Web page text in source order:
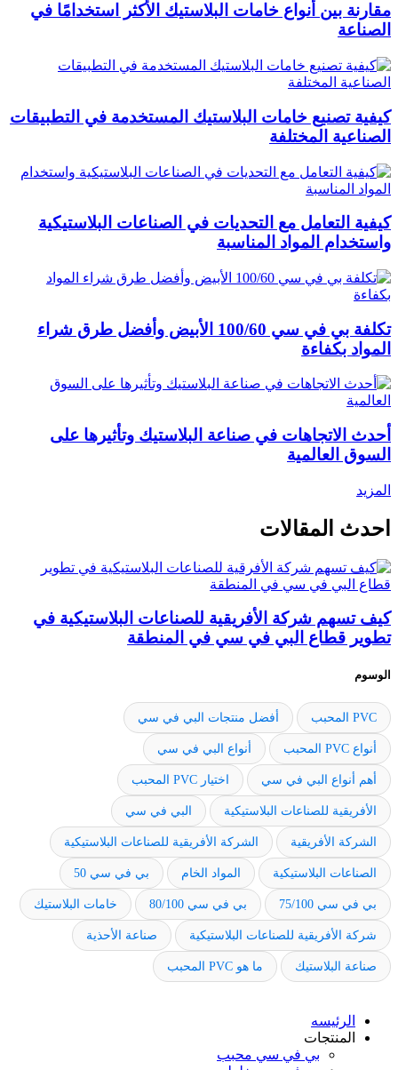
مقارنة بين أنواع خامات البلاستيك الأكثر استخدامًا في
الصناعة
كيفية تصنيع خامات البلاستيك المستخدمة في التطبيقات
الصناعية المختلفة
كيفية التعامل مع التحديات في الصناعات البلاستيكية
واستخدام المواد المناسبة
تكلفة بي في سي 100/60 الأبيض وأفضل طرق شراء
المواد بكفاءة
أحدث الاتجاهات في صناعة البلاستيك وتأثيرها على
السوق العالمية
المزيد
احدث المقالات
كيف تسهم شركة الأفريقية للصناعات البلاستيكية في
تطوير قطاع البي في سي في المنطقة
الوسوم
PVC المحبب أفضل منتجات البي في سي
أنواع PVC المحبب أنواع البي في سي
أهم أنواع البي في سي اختيار PVC المحبب
الأفريقية للصناعات البلاستيكية البي في سي
الشركة الأفريقية الشركة الأفريقية للصناعات البلاستيكية
الصناعات البلاستيكية المواد الخام بي في سي 50
بي في سي 75/100 بي في سي 80/100 خامات البلاستيك
شركة الأفريقية للصناعات البلاستيكية صناعة الأحذية
صناعة البلاستيك ما هو PVC المحبب
الرئيسه
المنتجات
بي في سي محبب